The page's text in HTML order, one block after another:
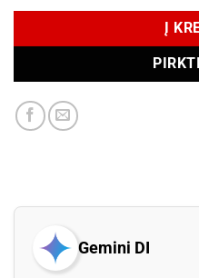
Į
Gemini DI